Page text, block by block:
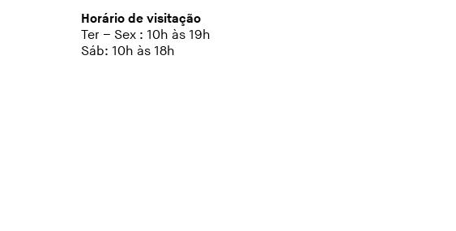
Horário de visitação
Ter – Sex : 10h às 19h
Sáb: 10h às 18h